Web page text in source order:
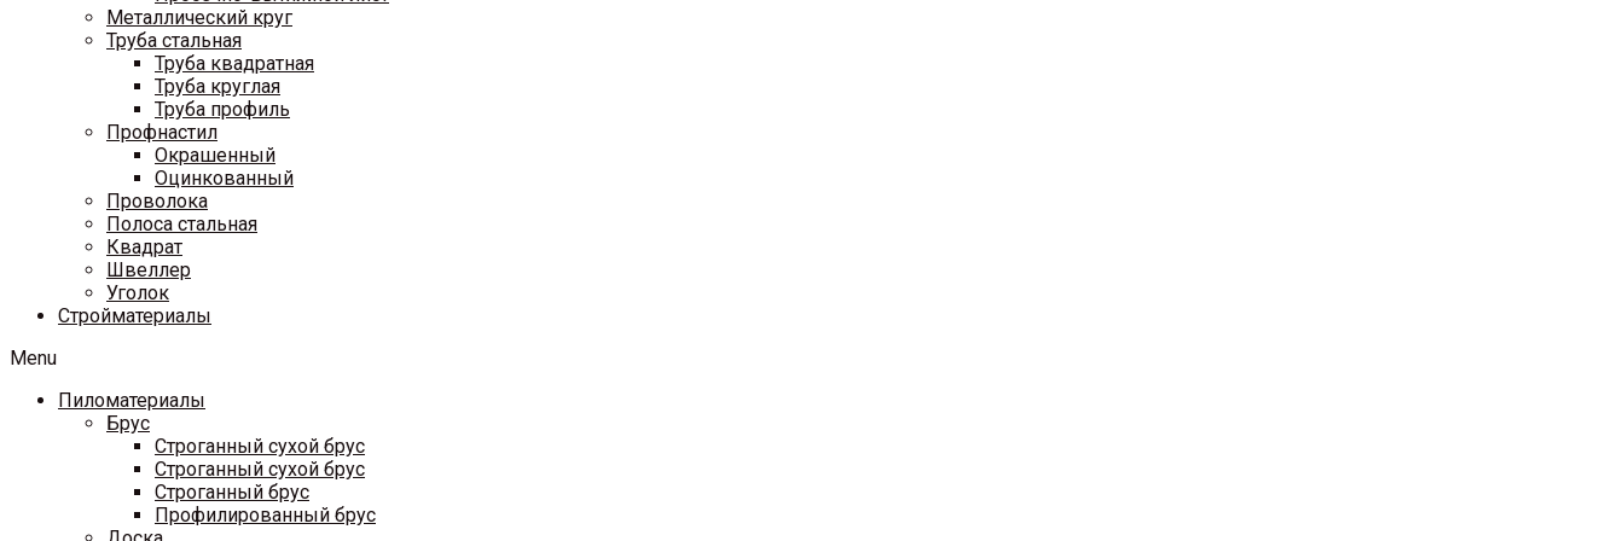
Металлический круг
Труба стальная
Труба квадратная
Труба круглая
Труба профиль
Профнастил
Окрашенный
Оцинкованный
Проволока
Полоса стальная
Квадрат
Швеллер
Уголок
Стройматериалы
Menu
Пиломатериалы
Брус
Строганный сухой брус
Строганный сухой брус
Строганный брус
Профилированный брус